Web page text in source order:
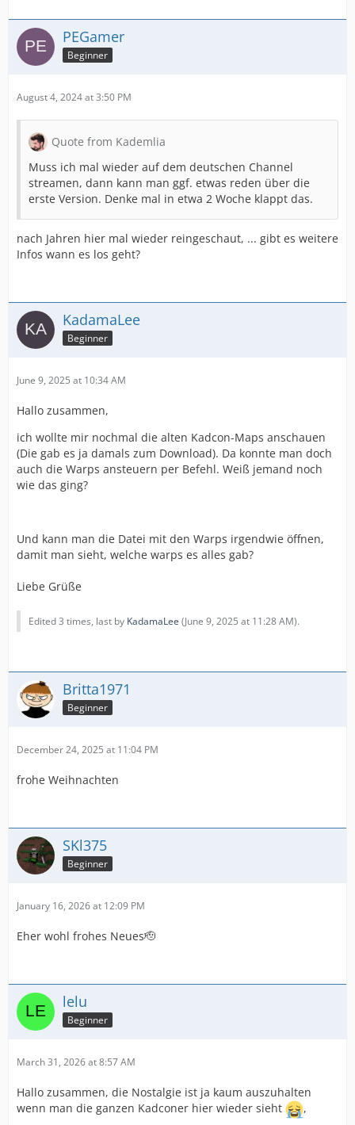
PEGamer
Beginner
August 4, 2024 at 3:50 PM
Quote from Kademlia
Muss ich mal wieder auf dem deutschen Channel
streamen, dann kann man ggf. etwas reden über die
erste Version. Denke mal in etwa 2 Woche klappt das.
nach Jahren hier mal wieder reingeschaut, ... gibt es weitere
Infos wann es los geht?
KadamaLee
Beginner
June 9, 2025 at 10:34 AM
Hallo zusammen,
ich wollte mir nochmal die alten Kadcon-Maps anschauen
(Die gab es ja damals zum Download). Da konnte man doch
auch die Warps ansteuern per Befehl. Weiß jemand noch
wie das ging?
Und kann man die Datei mit den Warps irgendwie öffnen,
damit man sieht, welche warps es alles gab?
Liebe Grüße
Edited 3 times, last by KadamaLee (June 9, 2025 at 11:28 AM).
Britta1971
Beginner
December 24, 2025 at 11:04 PM
frohe Weihnachten
SKl375
Beginner
January 16, 2026 at 12:09 PM
Eher wohl frohes Neues🫡
lelu
Beginner
March 31, 2026 at 8:57 AM
Hallo zusammen, die Nostalgie ist ja kaum auszuhalten
wenn man die ganzen Kadconer hier wieder sieht
,